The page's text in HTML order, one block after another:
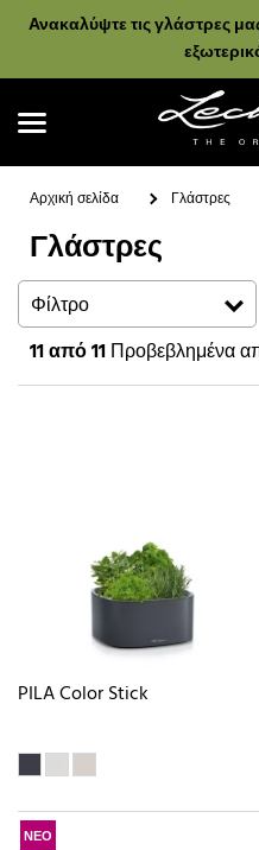
Ανακαλύψτε τις γλάστρες
Αρχική σελίδα Γλάστρες
Γλάστρες
Φίλτρο
11από 11Προβεβλημένα
PILA Color Stick
ΝΕΟ